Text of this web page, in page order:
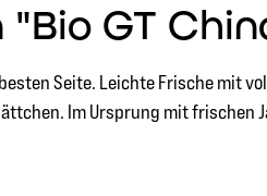
GT
Seite. Leichte Frische mit
Im Ursprung mit